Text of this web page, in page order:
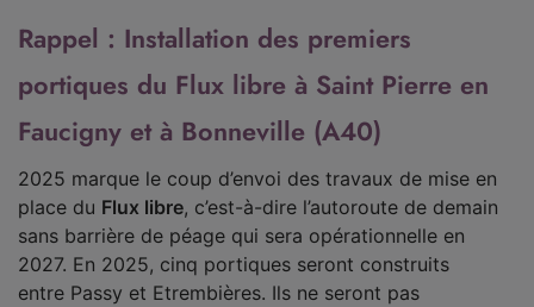
Rappel : Installation des premiers
portiques du Flux libre à Saint Pierre en
Faucigny et à Bonneville (A40)
2025 marque le coup d’envoi des travaux de mise en
place du Flux libre, c’est-à-dire l’autoroute de demain
sans barrière de péage qui sera opérationnelle en
2027. En 2025, cinq portiques seront construits
entre Passy et Etrembières. Ils ne seront pas